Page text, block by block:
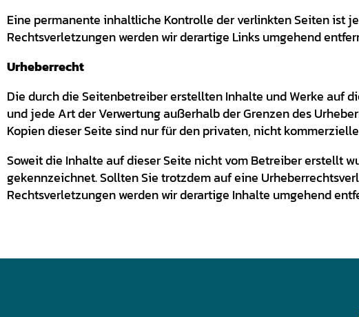
Eine permanente inhaltliche Kontrolle der verlinkten Seiten ist
Rechtsverletzungen werden wir derartige Links umgehend
Urheberrecht
Die durch die Seitenbetreiber erstellten Inhalte und Werke auf
und jede Art der Verwertung außerhalb der Grenzen des
Kopien dieser Seite sind nur für den privaten, nicht
Soweit die Inhalte auf dieser Seite nicht vom Betreiber erstellt
gekennzeichnet. Sollten Sie trotzdem auf eine
Rechtsverletzungen werden wir derartige Inhalte umgehend